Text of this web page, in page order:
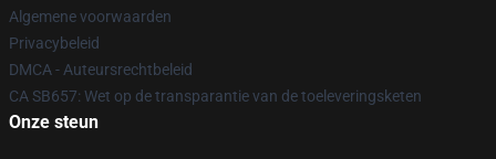
Algemene voorwaarden
Privacybeleid
DMCA - Auteursrechtbeleid
CA SB657: Wet op de transparantie van de toeleveringsketen
Onze steun